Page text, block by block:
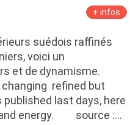
+ infos
suédois raffinés
voici un
et de dynamisme.
changing refined but
last days, here
and energy. source :…